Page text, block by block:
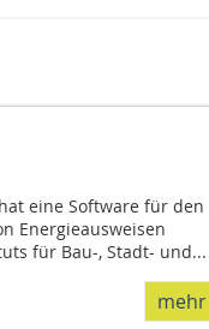
eine Software für den
Energieausweisen
für Bau-, Stadt- und...
mehr